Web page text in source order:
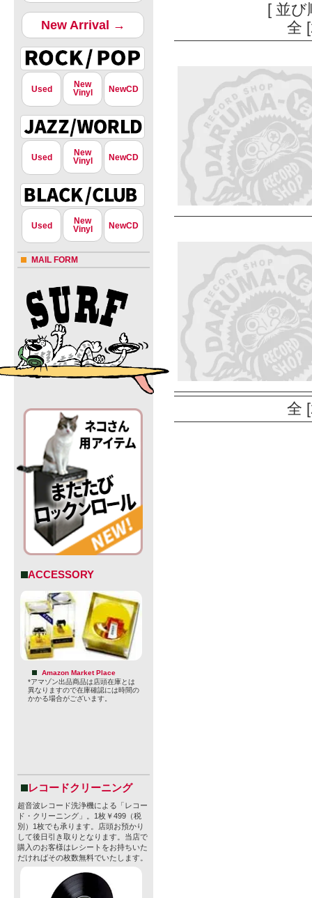
New Arrival →
Used
New
Vinyl
NewCD
Used
New
Vinyl
NewCD
Used
New
Vinyl
NewCD
MAIL FORM
ACCESSORY
Amazon Market Place
*アマゾン出品商品は店頭在庫とは
異なりますので在庫確認には時間の
かかる場合がございます。
レコードクリーニング
超音波レコード洗浄機による「レコー
ド・クリーニング」。1枚￥499（税
別）1枚でも承ります。店頭お預かり
して後日引き取りとなります。当店で
購入のお客様はレシートをお持ちいた
だければその枚数無料でいたします。
[ 並
全
全